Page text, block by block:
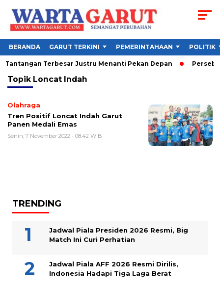
BERANDA GARUT TERKINI PEMERINTAHAAN POLITIK
Terbesar Justru Menanti Pekan Depan
Topik Loncat Indah
Olahraga
Tren Positif Loncat Indah Garut
Panen Medali Emas
Senin, 7 November 2022 - 08:42 WIB
TRENDING
Jadwal Piala Presiden 2026 Resmi, Big
Match Ini Curi Perhatian
Jadwal Piala AFF 2026 Resmi Dirilis,
Indonesia Hadapi Tiga Laga Berat